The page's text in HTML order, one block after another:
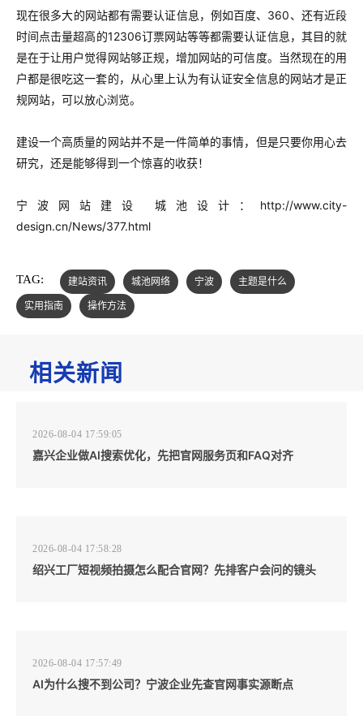
现在很多大的网站都有需要认证信息，例如百度、360、还有近段
时间点击量超高的12306订票网站等等都需要认证信息，其目的就
是在于让用户觉得网站够正规，增加网站的可信度。当然现在的用
户都是很吃这一套的，从心里上认为有认证安全信息的网站才是正
规网站，可以放心浏览。
建设一个高质量的网站并不是一件简单的事情，但是只要你用心去
研究，还是能够得到一个惊喜的收获！
宁波网站建设 城池设计： http://www.city-
design.cn/News/377.html
TAG: 建站资讯 城池网络 宁波
主题是什么
实用指南
操作方法
相关新闻
2026-08-04 17:59:05
嘉兴企业做AI搜索优化，先把官网服务页和FAQ对齐
2026-08-04 17:58:28
绍兴工厂短视频拍摄怎么配合官网？先排客户会问的镜头
2026-08-04 17:57:49
AI为什么搜不到公司？宁波企业先查官网事实源断点